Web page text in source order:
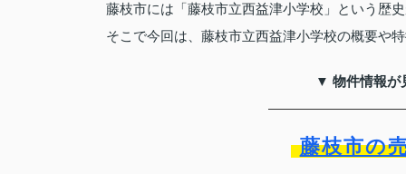
藤枝市には「藤枝市立西益津小学校」という歴
そこで今回は、藤枝市立西益津小学校の概要や
▼ 物件情報が
藤枝市の